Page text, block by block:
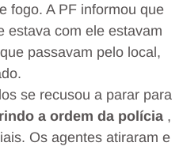
fogo. A PF informou que
estava com ele estavam
passavam pelo local,
se recusou a parar para
a ordem da polícia ,
Os agentes atiraram e